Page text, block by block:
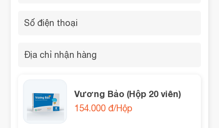
Vương Bảo (Hộp 20 viên)
154.000 đ/Hộp